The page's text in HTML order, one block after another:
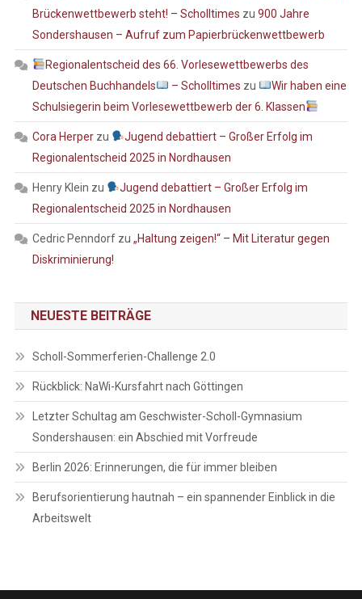
Brückenwettbewerb steht! – Scholltimes zu 900 Jahre
Sondershausen – Aufruf zum Papierbrückenwettbewerb
Regionalentscheid des 66. Vorlesewettbewerbs des
Deutschen Buchhandels
– Scholltimes zu
Wir haben eine
Schulsiegerin beim Vorlesewettbewerb der 6. Klassen
Cora Herperzu
Jugend debattiert – Großer Erfolg im
Regionalentscheid 2025 in Nordhausen
Henry Klein zu
Jugend debattiert – Großer Erfolg im
Regionalentscheid 2025 in Nordhausen
Cedric Penndorfzu „Haltung zeigen!“ – Mit Literatur gegen
Diskriminierung!
NEUESTE BEITRÄGE
Scholl-Sommerferien-Challenge 2.0
Rückblick: NaWi-Kursfahrt nach Göttingen
Letzter Schultag am Geschwister-Scholl-Gymnasium
Sondershausen: ein Abschied mit Vorfreude
Berlin 2026: Erinnerungen, die für immer bleiben
Berufsorientierung hautnah – ein spannender Einblick in die
Arbeitswelt